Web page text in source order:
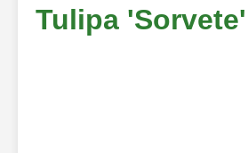
Tulipa 'Sorvete'